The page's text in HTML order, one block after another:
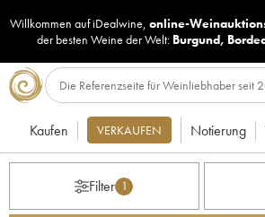
Willkommen auf iDealwine, online-
der besten Weine der Welt: Burgund,
Kaufen VERKAUFEN Notierung
Filter 1